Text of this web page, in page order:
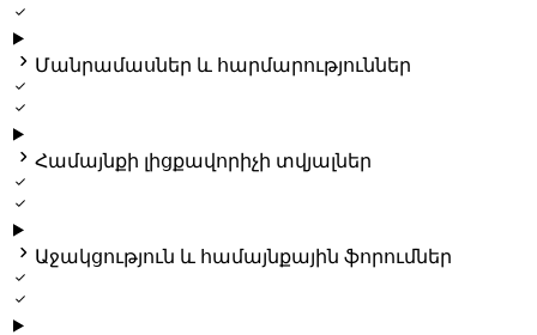

 Մանրամասներ և հարմարություններ


 Համայնքի լիցքավորիչի տվյալներ


 Աջակցություն և համայնքային ֆորումներ

